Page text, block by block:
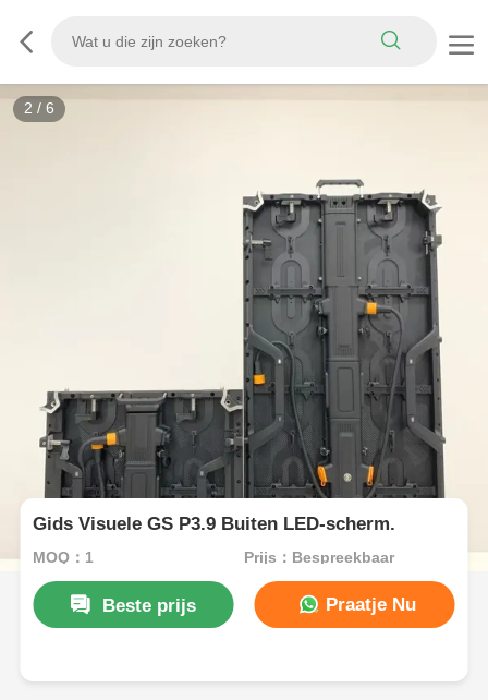
2 / 6
Gids Visuele GS P3.9 Buiten LED-scherm.
MOQ：1 Prijs：Bespreekbaar
Beste prijs Praatje Nu